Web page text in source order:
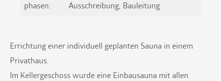
phasen:
Ausschreibung, Bauleitung
Errichtung einer individuell geplanten Sauna in einem
Privathaus.
Im Kellergeschoss wurde eine Einbausauna mit allen